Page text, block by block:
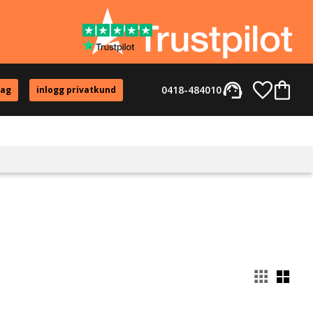
inlogg privatkund support_agent
0418-484010